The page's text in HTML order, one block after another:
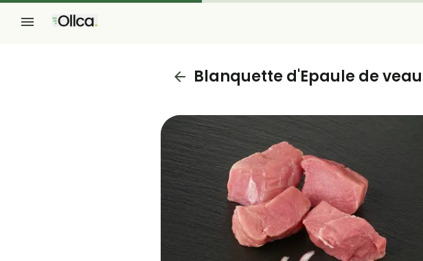
Blanquette d'Epaule de veau